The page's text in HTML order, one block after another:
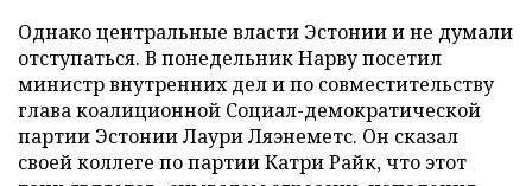
Однако центральные власти Эстонии и не думали
отступаться. В понедельник Нарву посетил
министр внутренних дел и по совместительству
глава коалиционной Социал-демократической
партии Эстонии Лаури Ляэнеметс. Он сказал
своей коллеге по партии Катри Райк, что этот